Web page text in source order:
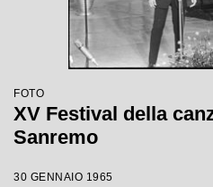
FOTO
XV Festival della
Sanremo
30 GENNAIO 1965